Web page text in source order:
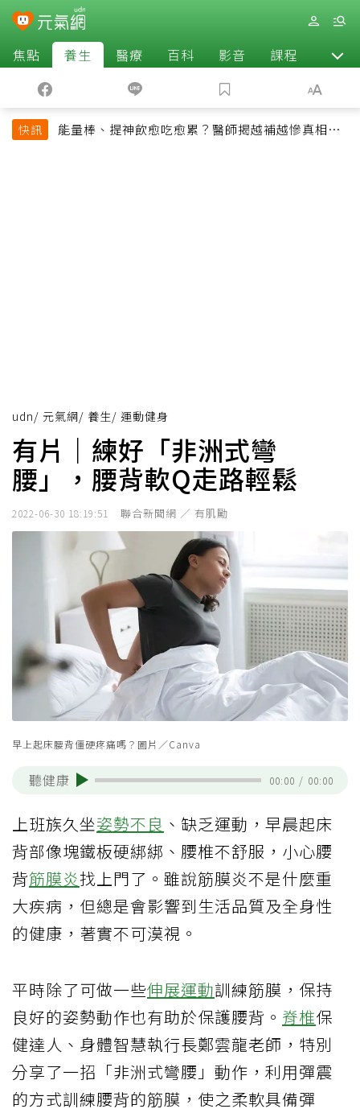
焦點 養生 醫療 百科 影音 課程 退休
快訊
能量棒、提神飲愈吃愈累？醫師揭越補越慘真相：
udn/ 元氣網/ 養生/ 運動健身
有片｜練好「非洲式彎
腰」，腰背軟Q走路輕鬆
2022-06-30 18:19:51 聯合新聞網 ／ 有肌勵
早上起床腰背僵硬疼痛嗎？圖片／Canva
聽健康 00:00 / 00:00
上班族久坐姿勢不良 、缺乏運動，早晨起床
背部像塊鐵板硬綁綁、腰椎不舒服，小心腰
背筋膜炎找上門了。雖說筋膜炎不是什麼重
大疾病，但總是會影響到生活品質及全身性
的健康，著實不可漠視。
平時除了可做一些伸展運動訓練筋膜，保持
良好的姿勢動作也有助於保護腰背。 脊椎保
健達人、身體智慧執行長鄭雲龍老師，特別
分享了一招「非洲式彎腰」動作，利用彈震
的方式訓練腰背的筋膜，使之柔軟具備彈